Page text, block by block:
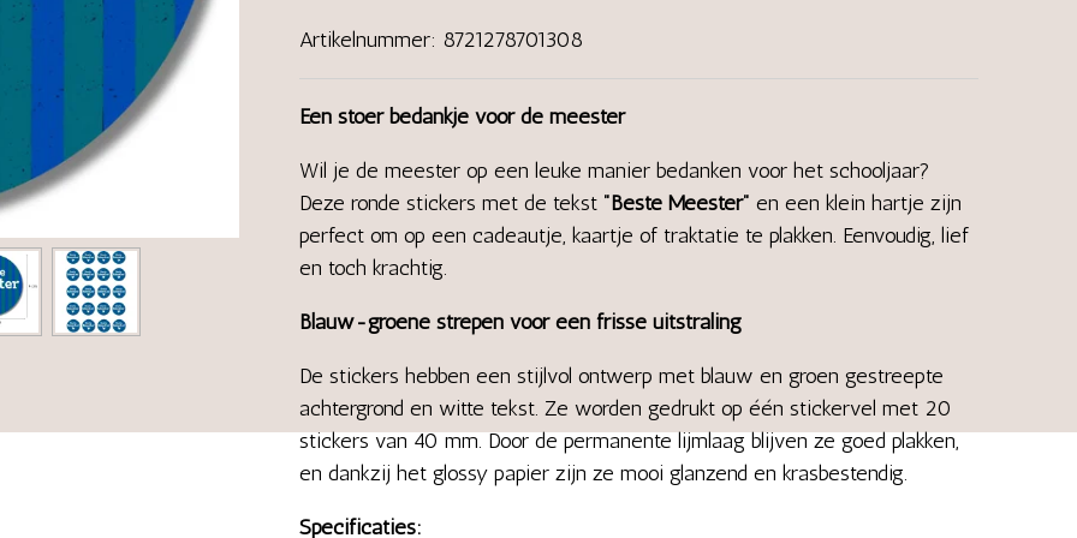
Artikelnummer: 8721278701308
Een stoer bedankje voor de meester
Wil je de meester op een leuke manier bedanken voor het schooljaar?
Deze ronde stickers met de tekst "Beste Meester" en een klein hartje zijn
perfect om op een cadeautje, kaartje of traktatie te plakken. Eenvoudig, lief
en toch krachtig.
Blauw-groene strepen voor een frisse uitstraling
De stickers hebben een stijlvol ontwerp met blauw en groen gestreepte
achtergrond en witte tekst. Ze worden gedrukt op één stickervel met 20
stickers van 40 mm. Door de permanente lijmlaag blijven ze goed plakken,
en dankzij het glossy papier zijn ze mooi glanzend en krasbestendig.
Specificaties: